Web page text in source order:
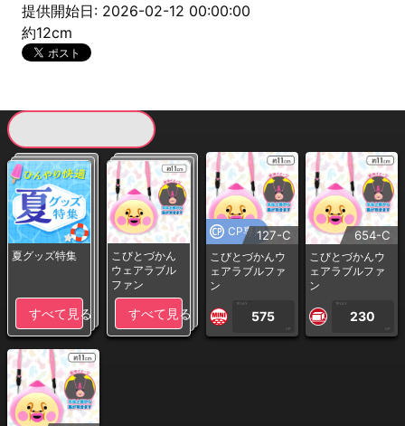
提供開始日: 2026-02-12 00:00:00
約12cm
夏グッズ特集
すべて見る
こびとづかん
ウェアラブル
ファン
すべて見る
CP専用127-C
こびとづかんウ
ェアラブルファ
ン
1PLAY
575
CP
654-C
こびとづかんウ
ェアラブルファ
ン
1PLAY
230
CP